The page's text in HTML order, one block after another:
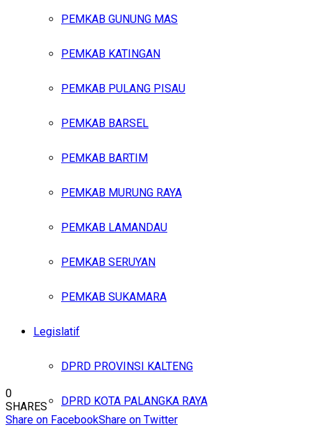
PEMKAB GUNUNG MAS
PEMKAB KATINGAN
PEMKAB PULANG PISAU
PEMKAB BARSEL
PEMKAB BARTIM
PEMKAB MURUNG RAYA
PEMKAB LAMANDAU
PEMKAB SERUYAN
PEMKAB SUKAMARA
Legislatif
DPRD PROVINSI KALTENG
DPRD KOTA PALANGKA RAYA
0
SHARES
Share on FacebookShare on Twitter